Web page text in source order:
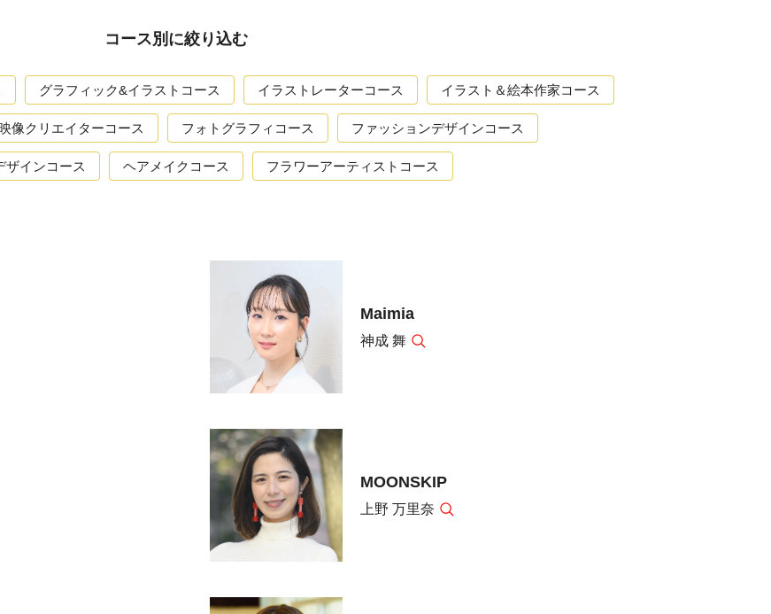
コース別に絞り込む
グラフィック&イラストコース イラストレーターコース イラスト＆絵本作家コース
像クリエイターコース フォトグラフィコース ファッションデザインコース
ザインコース ヘアメイクコース フラワーアーティストコース
Maimia
神成 舞
MOONSKIP
上野 万里奈